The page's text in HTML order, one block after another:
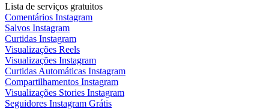
Lista de serviços gratuitos
Comentários Instagram
Salvos Instagram
Curtidas Instagram
Visualizações Reels
Visualizações Instagram
Curtidas Automáticas Instagram
Compartilhamentos Instagram
Visualizações Stories Instagram
Seguidores Instagram Grátis